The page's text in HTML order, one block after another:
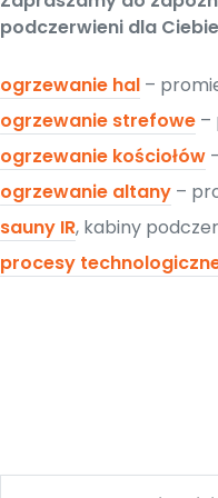
podczerwieni dla
ogrzewanie hal –
ogrzewanie strefowe –
ogrzewanie kościołów
ogrzewanie altany –
sauny IR, kabiny
procesy